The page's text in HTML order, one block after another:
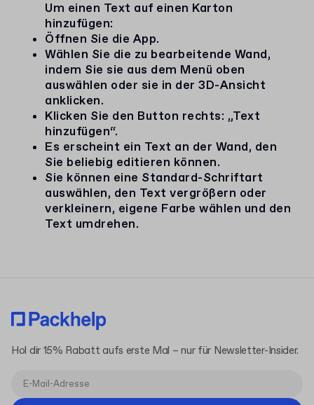
Um einen Text auf einen Karton
hinzufügen:
Öffnen Sie die App.
Wählen Sie die zu bearbeitende Wand,
indem Sie sie aus dem Menü oben
auswählen oder sie in der 3D-Ansicht
anklicken.
Klicken Sie den Button rechts: „Text
hinzufügen“.
Es erscheint ein Text an der Wand, den
Sie beliebig editieren können.
Sie können eine Standard-Schriftart
auswählen, den Text vergrößern oder
verkleinern, eigene Farbe wählen und den
Text umdrehen.
Hol dir 15% Rabatt aufs erste Mal – nur für Newsletter-Insider.